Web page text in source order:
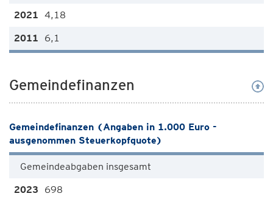
4,18
6,1
Gemeindefinanzen
Gemeindefinanzen (Angaben in 1.000 Euro -
ausgenommen Steuerkopfquote)
Gemeindeabgaben insgesamt
698